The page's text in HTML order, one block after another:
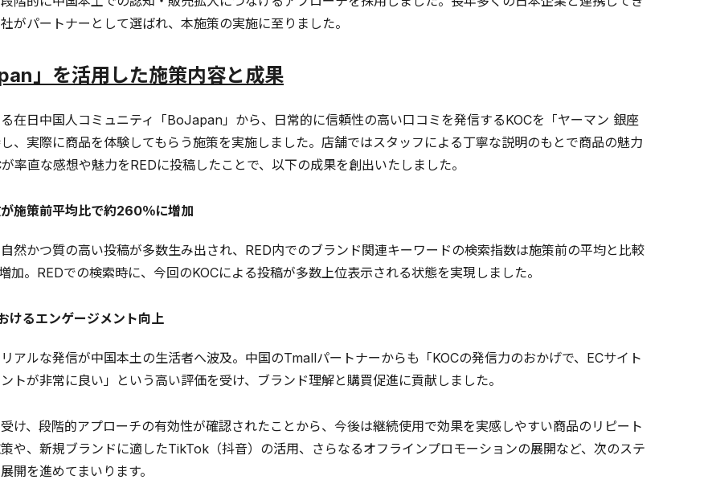
がパートナーとして選ばれ、本施策の実施に至りました。
」を活用した施策内容と成果
在日中国人コミュニティ「BoJapan」から、日常的に信頼性の高い口コミを発信するKOCを「ヤーマン 銀座
、実際に商品を体験してもらう施策を実施しました。店舗ではスタッフによる丁寧な説明のもとで商品の魅力
率直な感想や魅力をREDに投稿したことで、以下の成果を創出いたしました。
が施策前平均比で約260％に増加
然かつ質の高い投稿が多数生み出され、RED内でのブランド関連キーワードの検索指数は施策前の平均と比較
加。REDでの検索時に、今回のKOCによる投稿が多数上位表示される状態を実現しました。
けるエンゲージメント向上
アルな発信が中国本土の生活者へ波及。中国のTmallパートナーからも「KOCの発信力のおかげで、ECサイト
トが非常に良い」という高い評価を受け、ブランド理解と購買促進に貢献しました。
け、段階的アプローチの有効性が確認されたことから、今後は継続使用で効果を実感しやすい商品のリピート
や、新規ブランドに適したTikTok（抖音）の活用、さらなるオフラインプロモーションの展開など、次のステ
開を進めてまいります。